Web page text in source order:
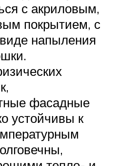
с акриловым,
покрытием, с
напыления
фасадные
устойчивы к